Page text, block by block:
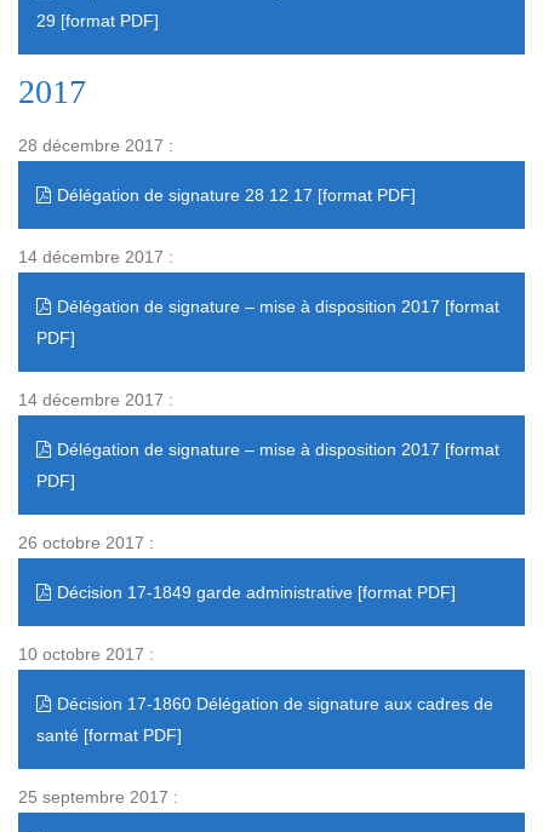
29
2017
28 décembre 2017 :
Délégation de signature 28 12 17
14 décembre 2017 :
Délégation de signature – mise à disposition 2017
14 décembre 2017 :
Délégation de signature – mise à disposition 2017
26 octobre 2017 :
Décision 17-1849 garde administrative
10 octobre 2017 :
Décision 17-1860 Délégation de signature aux cadres de
santé
25 septembre 2017 :